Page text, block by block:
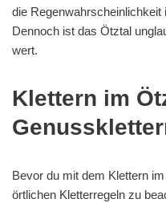
die
Dennoch ist das Ötztal
wert.
Klettern im
Bevor du mit dem Klettern
örtlichen Kletterregeln zu